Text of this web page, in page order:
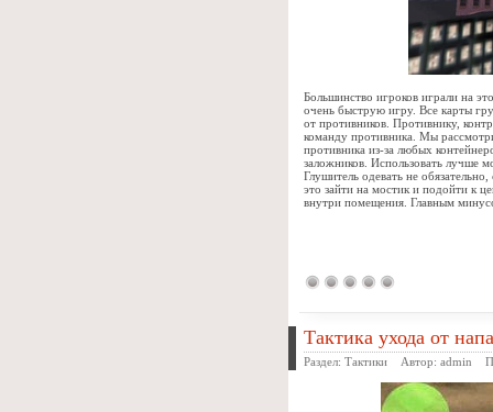
Большинство игроков играли на
очень быструю игру. Все карты
от противников. Противнику,
команду противника. Мы
противника из-за любых
заложников. Использовать лучше
Глушитель одевать не
это зайти на мостик и подойти к
внутри помещения. Главным
Тактика ухода от
Раздел: Тактики Автор: admin